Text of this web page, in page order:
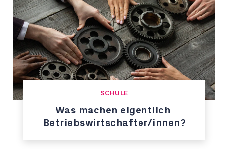
SCHULE
Was machen eigentlich
Betriebswirtschafter/innen?